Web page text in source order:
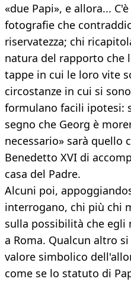
«due Papi», e allora...
fotografie che
riservatezza; chi
natura del rapporto che
tappe in cui le loro vite
circostanze in cui si
formulano facili ipotesi:
segno che Georg è
necessario» sarà quello
Benedetto XVI di
casa del Padre.
Alcuni poi,
interrogano, chi più chi
sulla possibilità che
a Roma. Qualcun altro
valore simbolico
come se lo statuto di